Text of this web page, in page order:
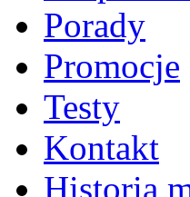
Porady
Promocje
Testy
Kontakt
Historia